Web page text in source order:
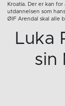
Kroatia. Der er kan
utdannelsen som
ØIF Arendal skal alle
Luka
sin